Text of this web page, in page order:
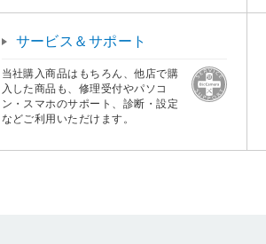
サービス＆サポート
当社購入商品はもちろん、他店で購
入した商品も、修理受付やパソコ
ン・スマホのサポート、診断・設定
などご利用いただけます。